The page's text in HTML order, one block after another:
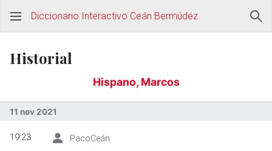
Diccionario Interactivo Ceán Bermúdez
Historial
Hispano, Marcos
11 nov 2021
PacoCeán
19:23